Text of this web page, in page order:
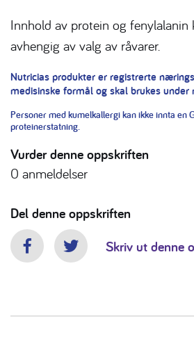
Innhold av protein og fenylalanin
avhengig av valg av råvarer.
Nutricias produkter er registrerte
medisinske formål og skal brukes under
Personer med kumelkallergi kan ikke innta en
proteinerstatning.
Vurder denne oppskriften
0 anmeldelser
Del denne oppskriften
FacebookTwitterSkriv ut denne